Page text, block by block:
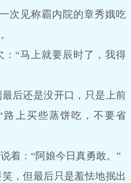
次见称霸内院的章秀娥吃
：“马上就要辰时了，我得
后还是没开口，只是上前
路上买些蒸饼吃，不要省
着：“阿娘今日真勇敢。”
，但最后只是羞怯地抿出